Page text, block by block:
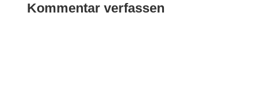
Kommentar verfassen